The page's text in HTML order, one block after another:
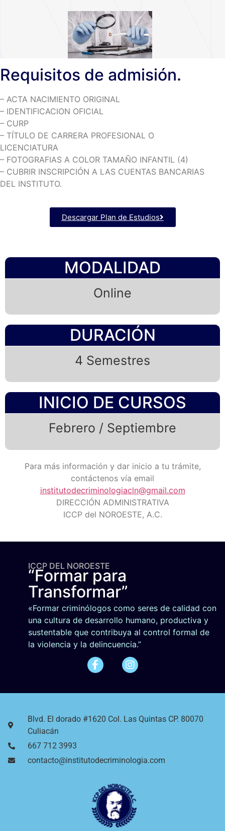
Requisitos de admisión.
– ACTA NACIMIENTO ORIGINAL
– IDENTIFICACION OFICIAL
– CURP
– TÍTULO DE CARRERA PROFESIONAL O
LICENCIATURA
– FOTOGRAFIAS A COLOR TAMAÑO INFANTIL (4)
– CUBRIR INSCRIPCIÓN A LAS CUENTAS BANCARIAS
DEL INSTITUTO.
Descargar Plan de Estudios
MODALIDAD
Online
DURACIÓN
4 Semestres
INICIO DE CURSOS
Febrero / Septiembre
Para más información y dar inicio a tu trámite,
contáctenos vía email
institutodecriminologiacln@gmail.com
DIRECCIÓN ADMINISTRATIVA
ICCP del NOROESTE, A.C.
ICCP DEL NOROESTE
“Formar para
Transformar”
«Formar criminólogos como seres de calidad con
una cultura de desarrollo humano, productiva y
sustentable que contribuya al control formal de
la violencia y la delincuencia.”
Blvd. El dorado #1620 Col. Las Quintas CP. 80070
Culiacán
667 712 3993
contacto@institutodecriminologia.com